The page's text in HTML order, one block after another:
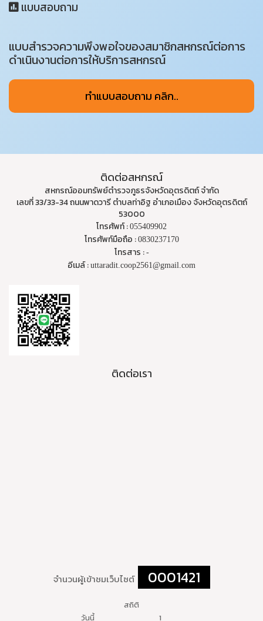
แบบสอบถาม
แบบสำรวจความพึงพอใจของสมาชิกสหกรณ์ต่อการ
ดำเนินงานต่อการให้บริการสหกรณ์
ทำแบบสอบถาม คลิก..
ติดต่อสหกรณ์
สหกรณ์ออมทรัพย์ตำรวจภูธรจังหวัดอุตรดิตถ์ จำกัด
เลขที่ 33/33-34 ถนนพาดวารี ตำบลท่าอิฐ อำเภอเมือง จังหวัดอุตรดิตถ์
53000
โทรศัพท์ : 055409902
โทรศัพท์มือถือ : 0830237170
โทรสาร : -
อีเมล์ : uttaradit.coop2561@gmail.com
ติดต่อเรา
จำนวนผู้เข้าชมเว็บไซต์ 0001421
สถิติ
วันนี้
1